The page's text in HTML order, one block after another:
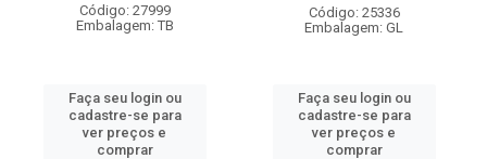
Código: 27999
Embalagem: TB
Faça seu login ou
cadastre-se para
ver preços e
comprar
Código: 25336
Embalagem: GL
Faça seu login ou
cadastre-se para
ver preços e
comprar